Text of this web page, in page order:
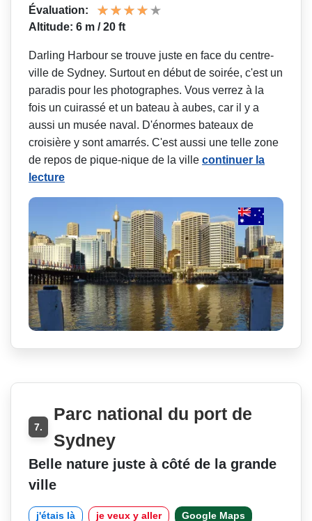
Évaluation:
Altitude: 6 m / 20 ft
Darling Harbour se trouve juste en face du centre-
ville de Sydney. Surtout en début de soirée, c'est un
paradis pour les photographes. Vous verrez à la
fois un cuirassé et un bateau à aubes, car il y a
aussi un musée naval. D'énormes bateaux de
croisière y sont amarrés. C'est aussi une telle zone
de repos de pique-nique de la ville continuer la
lecture
7.
Parc national du port de
Sydney
Belle nature juste à côté de la grande
ville
j'étais là je veux y aller Google Maps